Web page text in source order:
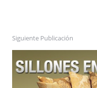
Siguiente Publicación